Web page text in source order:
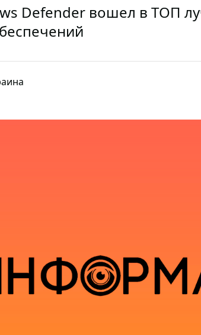
Defender вошел в ТОП